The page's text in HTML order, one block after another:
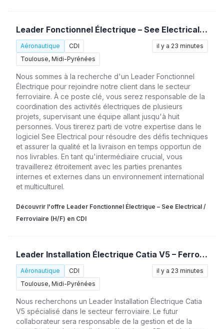
Leader Fonctionnel Électrique – See Electrical / Ferroviaire (H/F)
Aéronautique
CDI
Toulouse, Midi-Pyrénées
il y a 23 minutes
Nous sommes à la recherche d'un Leader Fonctionnel
Électrique pour rejoindre notre client dans le secteur
ferroviaire. À ce poste clé, vous serez responsable de la
coordination des activités électriques de plusieurs
projets, supervisant une équipe allant jusqu'à huit
personnes. Vous tirerez parti de votre expertise dans le
logiciel See Electrical pour résoudre des défis techniques
et assurer la qualité et la livraison en temps opportun de
nos livrables. En tant qu'intermédiaire crucial, vous
travaillerez étroitement avec les parties prenantes
internes et externes dans un environnement international
et multiculturel.
Découvrir l'offre Leader Fonctionnel Électrique – See Electrical /
Ferroviaire (H/F) en CDI
Leader Installation Électrique Catia V5 – Ferroviaire (H/F)
Aéronautique
CDI
Toulouse, Midi-Pyrénées
il y a 23 minutes
Nous recherchons un Leader Installation Électrique Catia
V5 spécialisé dans le secteur ferroviaire. Le futur
collaborateur sera responsable de la gestion et de la